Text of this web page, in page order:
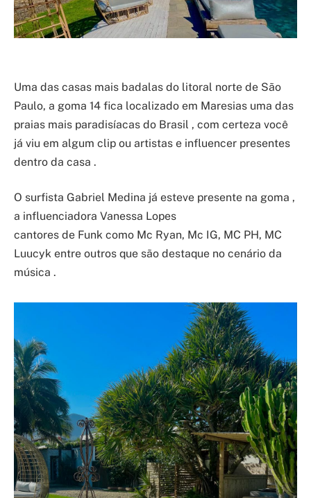
Uma das casas mais badalas do litoral norte de São
Paulo, a goma 14 fica localizado em Maresias uma das
praias mais paradisíacas do Brasil , com certeza você
já viu em algum clip ou artistas e influencer presentes
dentro da casa .
O surfista Gabriel Medina já esteve presente na goma ,
a influenciadora Vanessa Lopes
cantores de Funk como Mc Ryan, Mc IG, MC PH, MC
Luucyk entre outros que são destaque no cenário da
música .